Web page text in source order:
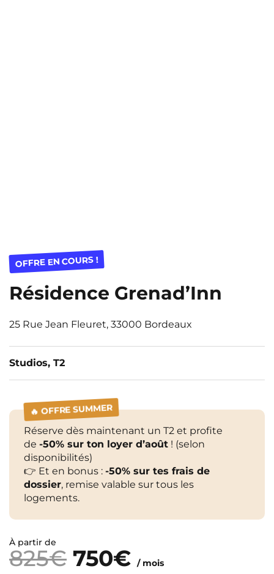
OFFRE EN COURS !
Résidence Grenad’Inn
25 Rue Jean Fleuret, 33000 Bordeaux
Studios, T2
🔥 OFFRE SUMMER
Réserve dès maintenant un T2 et profite
de -50% sur ton loyer d’août ! (selon
disponibilités)
👉 Et en bonus : -50% sur tes frais de
dossier, remise valable sur tous les
logements.
À partir de
825€ 750€ / mois